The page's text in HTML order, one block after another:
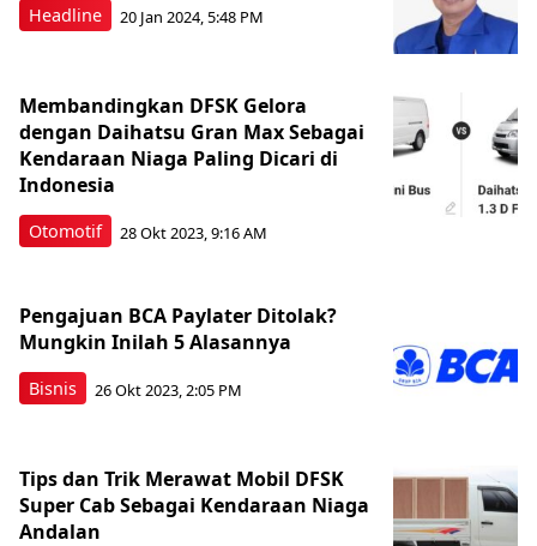
Headline 20 Jan 2024, 5:48 PM
Otomotif
Membandingkan DFSK Gelora
dengan Daihatsu Gran Max Sebagai
Kendaraan Niaga Paling Dicari di
Indonesia
28 Okt 2023, 9:16 AM
Bisnis
Pengajuan BCA Paylater Ditolak?
Mungkin Inilah 5 Alasannya
26 Okt 2023, 2:05 PM
Tips dan Trik Merawat Mobil DFSK
Super Cab Sebagai Kendaraan Niaga
Andalan